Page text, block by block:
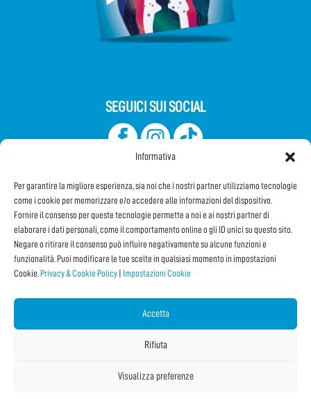
Informativa
Per garantire la migliore esperienza, sia noi che i nostri partner utilizziamo tecnologie
come i cookie per memorizzare e/o accedere alle informazioni del dispositivo.
Fornire il consenso per queste tecnologie permette a noi e ai nostri partner di
elaborare i dati personali, come il comportamento online o gli ID unici su questo sito.
Negare o ritirare il consenso può influire negativamente su alcune funzioni e
funzionalità. Puoi modificare le tue scelte in qualsiasi momento in impostazioni
Cookie. Privacy & Cookie Policy Impostazioni Cookie
Accetta
Rifiuta
Visualizza preferenze
SEGUICI SUI SOCIAL
Iscriviti alla Newsletter
CONDIVIDI QUESTA PAGINA!
Facebook
Copyright © 2026 Internet Festival 2025 |CreditsLa Jetée